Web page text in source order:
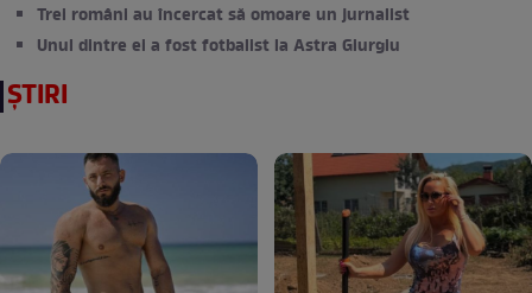
Trei români au încercat să omoare un jurnalist
Unul dintre ei a fost fotbalist la Astra Giurgiu
ȘTIRI